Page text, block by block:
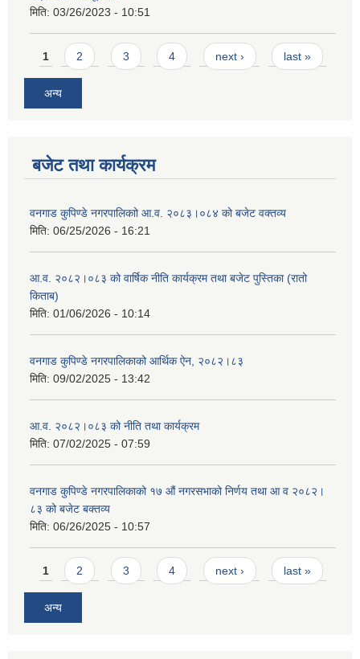
मिति: 03/26/2023 - 10:51
Pages
1 2 3 4 next › last »
अन्य
बजेट तथा कार्यक्रम
वनगाड कुपिण्डे नगरपालिकाो आ.व. २०८३।०८४ को बजेट वक्तव्य
मिति: 06/25/2026 - 16:21
आ.व. २०८२।०८३ को वार्षिक नीति कार्यक्रम तथा बजेट पुस्तिका (रातो
किताब)
मिति: 01/06/2026 - 10:14
वनगाड कुपिण्डे नगरपालिकाको आर्थिक ऐन, २०८२।८३
मिति: 09/02/2025 - 13:42
आ.व. २०८२।०८३ को नीति तथा कार्यक्रम
मिति: 07/02/2025 - 07:59
वनगाड कुपिण्डे नगरपालिकाको १७ ‍औं नगरसभाको निर्णय तथा आ व २०८२।
८३ को बजेट बक्तव्य
मिति: 06/26/2025 - 10:57
Pages
1 2 3 4 next › last »
अन्य